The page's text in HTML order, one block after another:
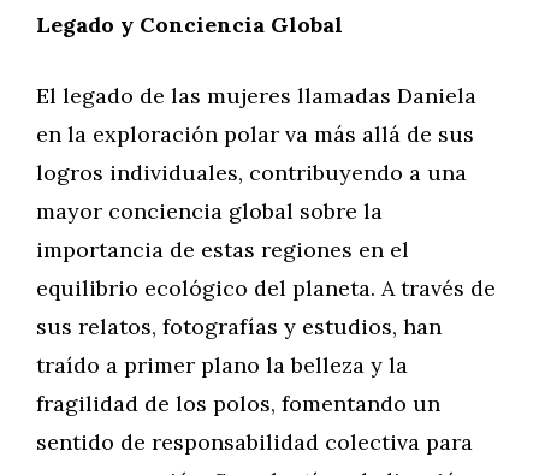
Legado y Conciencia Global
El legado de las mujeres llamadas Daniela
en la exploración polar va más allá de sus
logros individuales, contribuyendo a una
mayor conciencia global sobre la
importancia de estas regiones en el
equilibrio ecológico del planeta. A través de
sus relatos, fotografías y estudios, han
traído a primer plano la belleza y la
fragilidad de los polos, fomentando un
sentido de responsabilidad colectiva para